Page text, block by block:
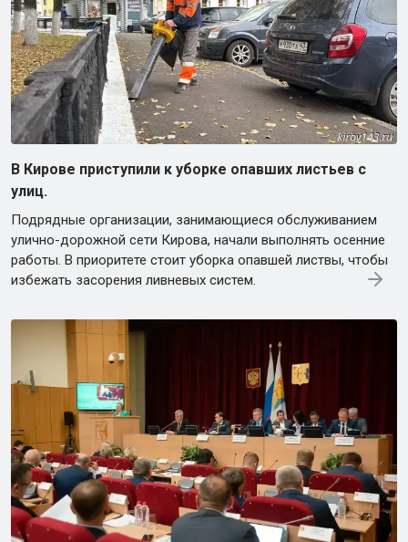
В Кирове приступили к уборке опавших листьев с
улиц.
Подрядные организации, занимающиеся обслуживанием
улично-дорожной сети Кирова, начали выполнять осенние
работы. В приоритете стоит уборка опавшей листвы, чтобы
избежать засорения ливневых систем.